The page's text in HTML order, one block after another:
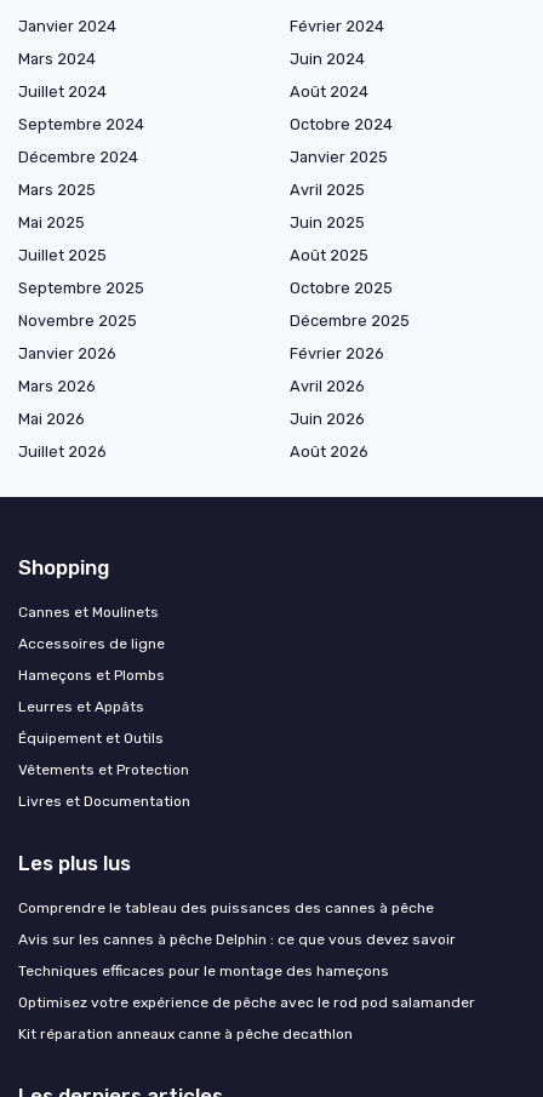
Janvier 2024
Février 2024
Mars 2024
Juin 2024
Juillet 2024
Août 2024
Septembre 2024
Octobre 2024
Décembre 2024
Janvier 2025
Mars 2025
Avril 2025
Mai 2025
Juin 2025
Juillet 2025
Août 2025
Septembre 2025
Octobre 2025
Novembre 2025
Décembre 2025
Janvier 2026
Février 2026
Mars 2026
Avril 2026
Mai 2026
Juin 2026
Juillet 2026
Août 2026
Shopping
Cannes et Moulinets
Accessoires de ligne
Hameçons et Plombs
Leurres et Appâts
Équipement et Outils
Vêtements et Protection
Livres et Documentation
Les plus lus
Comprendre le tableau des puissances des cannes à pêche
Avis sur les cannes à pêche Delphin : ce que vous devez savoir
Techniques efficaces pour le montage des hameçons
Optimisez votre expérience de pêche avec le rod pod salamander
Kit réparation anneaux canne à pêche decathlon